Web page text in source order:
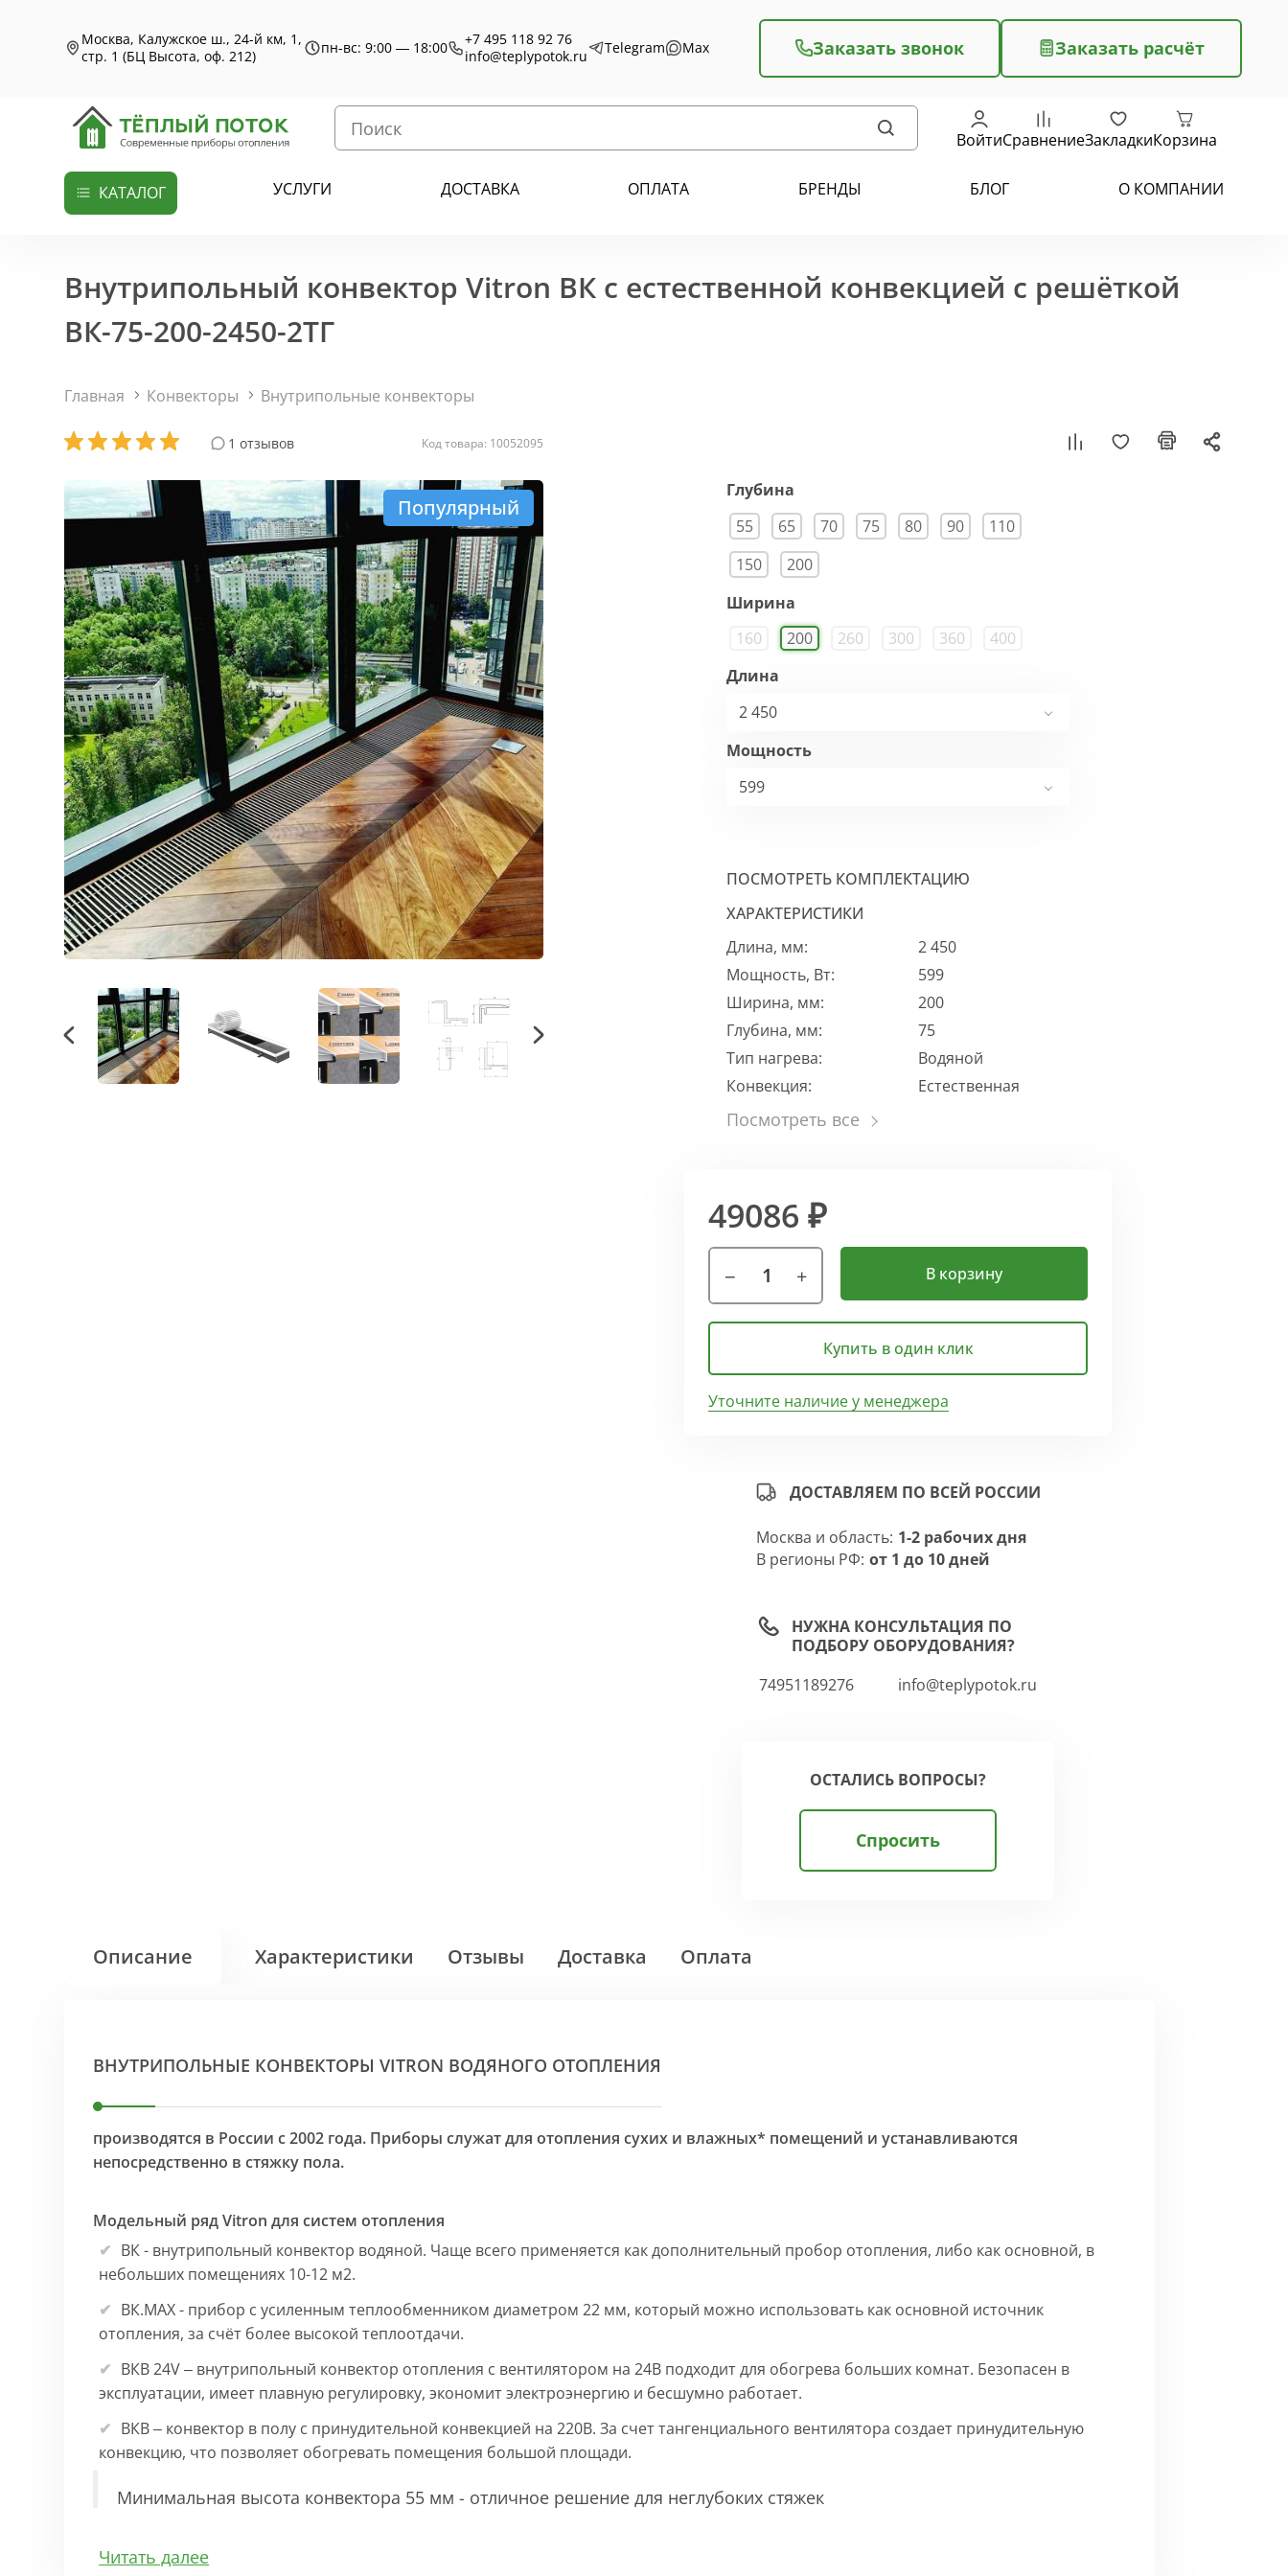
Москва, Калужское ш., 24-й км, 1,
стр. 1 (БЦ Высота, оф. 212)
пн-вс: 9:00 — 18:00
+7 495 118 92 76
info@teplypotok.ru
Telegram Max Заказать звонок Заказать расчёт
ВойтиСравнениеЗакладкиКорзина
КАТАЛОГ УСЛУГИ ДОСТАВКА ОПЛАТА БРЕНДЫ БЛОГ О КОМПАНИИ
Внутрипольный конвектор Vitron ВК с естественной конвекцией с решёткой
ВК-75-200-2450-2ТГ
Главная Конвекторы Внутрипольные конвекторы
1 отзывов Код товара: 10052095
Популярный
Глубина
55
65 70 75 80 90
110
150
200
Ширина
160
200 260 300 360
400
Длина
2 450
Мощность
599
ПОСМОТРЕТЬ КОМПЛЕКТАЦИЮ
ХАРАКТЕРИСТИКИ
Длина, мм:
2 450
Мощность, Вт:
599
Ширина, мм:
200
Глубина, мм:
75
Тип нагрева:
Водяной
Конвекция:
Естественная
49086 ₽
В корзину
Купить в один клик
Уточните наличие у менеджера
ДОСТАВЛЯЕМ ПО ВСЕЙ РОССИИ
Москва и область: 1-2 рабочих дня
В регионы РФ: от 1 до 10 дней
НУЖНА КОНСУЛЬТАЦИЯ ПО
ПОДБОРУ ОБОРУДОВАНИЯ?
74951189276
info@teplypotok.ru
ОСТАЛИСЬ ВОПРОСЫ?
Спросить
Описание Характеристики Отзывы Доставка Оплата
ВНУТРИПОЛЬНЫЕ КОНВЕКТОРЫ VITRON ВОДЯНОГО ОТОПЛЕНИЯ
производятся в России с 2002 года. Приборы служат для отопления сухих и влажных* помещений и устанавливаются
непосредственно в стяжку пола.
Модельный ряд Vitron для систем отопления
ВК - внутрипольный конвектор водяной. Чаще всего применяется как дополнительный пробор отопления, либо как основной, в
небольших помещениях 10-12 м2.
ВК.МАХ - прибор с усиленным теплообменником диаметром 22 мм, который можно использовать как основной источник
отопления, за счёт более высокой теплоотдачи.
ВКВ 24V – внутрипольный конвектор отопления с вентилятором на 24В подходит для обогрева больших комнат. Безопасен в
эксплуатации, имеет плавную регулировку, экономит электроэнергию и бесшумно работает.
ВКВ – конвектор в полу с принудительной конвекцией на 220В. За счет тангенциального вентилятора создает принудительную
конвекцию, что позволяет обогревать помещения большой площади.
Минимальная высота конвектора 55 мм - отличное решение для неглубоких стяжек
Особенности:
Читать далее